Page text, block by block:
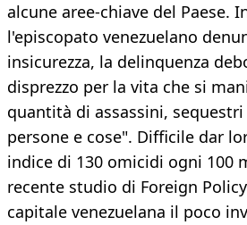
alcune aree-chiave del Paese.
l'episcopato venezuelano
insicurezza, la delinquenza
disprezzo per la vita che si
quantità di assassini,
persone e cose". Difficile dar
indice di 130 omicidi ogni 100
recente studio di Foreign
capitale venezuelana il poco